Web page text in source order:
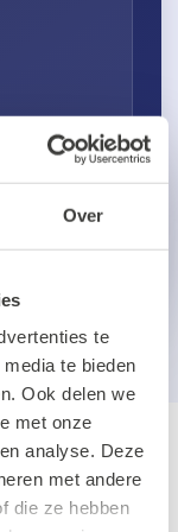
Over
te
te bieden
Ook delen we
met onze
analyse. Deze
met andere
die ze hebben
zendingen per